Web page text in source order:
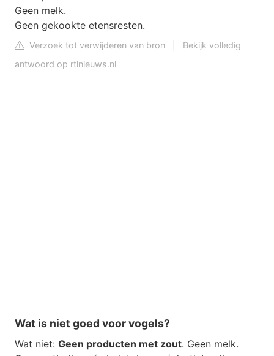
Geen melk.
Geen gekookte etensresten.
Verzoek tot verwijderen van bron
Bekijk volledig
antwoord op rtlnieuws.nl
Wat is niet goed voor vogels?
Wat niet: Geen producten met zout. Geen melk.